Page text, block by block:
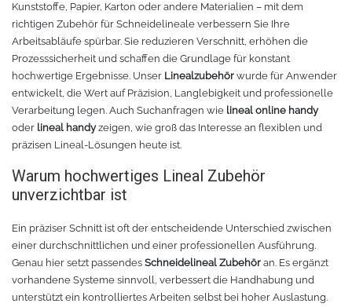
Oramask
Oraguard Laminierfolie
Glasdekorationsfolie
Magnetfolie
Antigraffiti-Folie
Verschiedene Spezialfolien
Textilfolie
Lineale
Lineal Zubehör
Schneidematten
Schildwerkzeug
Montagewerkzeug
Schaber
Verschiedenes
Kunststoffe, Papier, Karton oder andere Materialien – mit dem
richtigen Zubehör für Schneidelineale verbessern Sie Ihre
Arbeitsabläufe spürbar. Sie reduzieren Verschnitt, erhöhen die
Prozesssicherheit und schaffen die Grundlage für konstant
hochwertige Ergebnisse. Unser Linealzubehör wurde für Anwender
entwickelt, die Wert auf Präzision, Langlebigkeit und professionelle
Verarbeitung legen. Auch Suchanfragen wie lineal online handy
oder lineal handyzeigen, wie groß das Interesse an flexiblen und
präzisen Lineal-Lösungen heute ist.
Warum hochwertiges Lineal Zubehör
unverzichtbar ist
Ein präziser Schnitt ist oft der entscheidende Unterschied zwischen
einer durchschnittlichen und einer professionellen Ausführung.
Genau hier setzt passendes Schneidelineal Zubehör an. Es ergänzt
vorhandene Systeme sinnvoll, verbessert die Handhabung und
unterstützt ein kontrolliertes Arbeiten selbst bei hoher Auslastung.